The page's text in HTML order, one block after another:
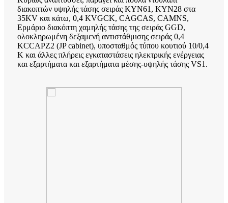
διακοπτών υψηλής τάσης σειράς KYN61, KYN28 στα
35KV και κάτω, 0,4 KVGCK, CAGCAS, CAMNS,
Ερμάριο διακόπτη χαμηλής τάσης της σειράς GGD,
ολοκληρωμένη δεξαμενή αντιστάθμισης σειράς 0,4
KCCAPZ2 (JP cabinet), υποσταθμός τύπου κουτιού 10/0,4
K και άλλες πλήρεις εγκαταστάσεις ηλεκτρικής ενέργειας
και εξαρτήματα και εξαρτήματα μέσης-υψηλής τάσης VS1.